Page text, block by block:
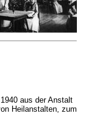
aus der Anstalt
Heilanstalten, zum